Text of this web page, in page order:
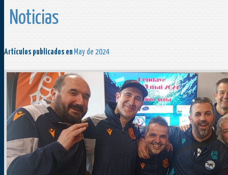
Noticias
Artículos publicados en May de 2024